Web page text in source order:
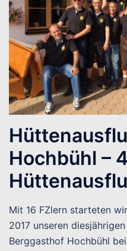
Hochbühl –
Mit 16 FZlern starteten
2017 unseren
Berggasthof Hochbühl